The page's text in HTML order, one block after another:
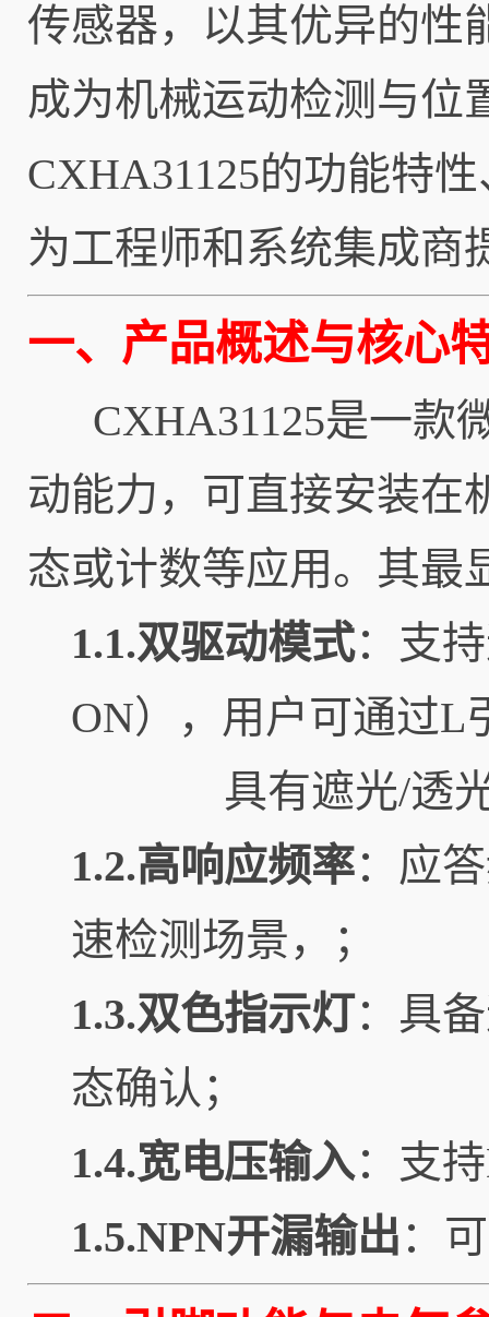
传感器，以其优异的性
成为机械运动检测与位
CXHA31125的功能特
为工程师和系统集成商
一、产品概述与核心
CXHA31125是一款
动能力，可直接安装在
态或计数等应用。其最
1.1.双驱动模式：支
ON），用户可通过L
具有遮光/透
1.2.高响应频率：应
速检测场景，；
1.3.双色指示灯：具
态确认；
1.4.宽电压输入：支
1.5.NPN开漏输出 ：